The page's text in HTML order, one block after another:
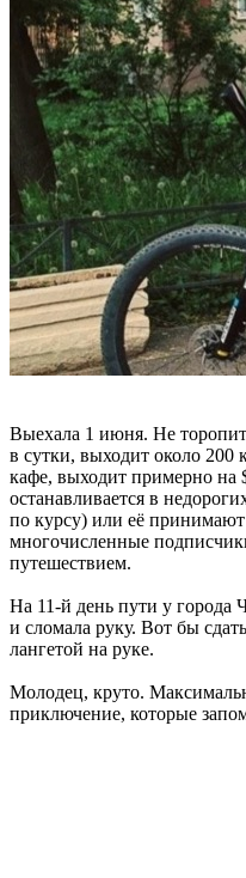
Выехала 1 июня. Не
в сутки, выходит около
кафе, выходит примерно на
останавливается в
по курсу) или её принимают
многочисленные
путешествием.
На 11-й день пути у города
и сломала руку. Вот бы
лангетой на руке.
Молодец, круто.
приключение, которые